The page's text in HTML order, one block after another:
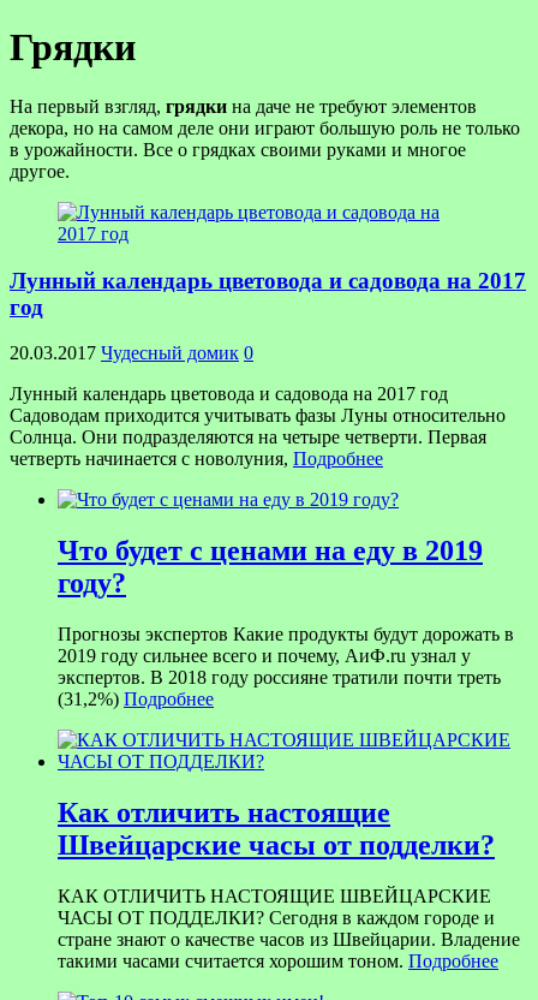
Грядки
На первый взгляд, грядки на даче не требуют элементов
декора, но на самом деле они играют большую роль не только
в урожайности. Все о грядках своими руками и многое
другое.
Лунный календарь цветовода и садовода на 2017
год
20.03.2017 Чудесный домик 0
Лунный календарь цветовода и садовода на 2017 год
Садоводам приходится учитывать фазы Луны относительно
Солнца. Они подразделяются на четыре четверти. Первая
четверть начинается с новолуния, Подробнее
Что будет с ценами на еду в 2019
году?
Прогнозы экспертов Какие продукты будут дорожать в
2019 году сильнее всего и почему, АиФ.ru узнал у
экспертов. В 2018 году россияне тратили почти треть
(31,2%) Подробнее
Как отличить настоящие
Швейцарские часы от подделки?
КАК ОТЛИЧИТЬ НАСТОЯЩИЕ ШВЕЙЦАРСКИЕ
ЧАСЫ ОТ ПОДДЕЛКИ? Сегодня в каждом городе и
стране знают о качестве часов из Швейцарии. Владение
такими часами считается хорошим тоном. Подробнее